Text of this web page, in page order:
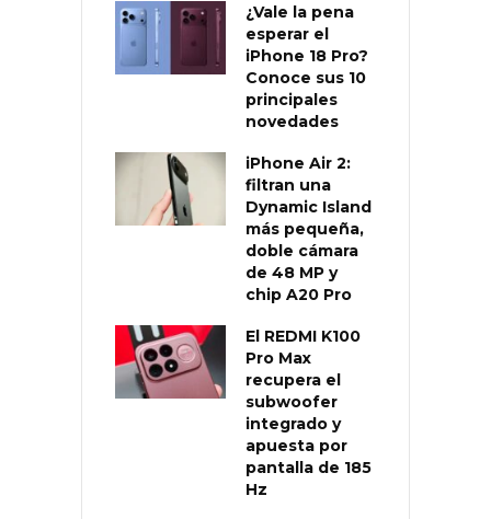
¿Vale la pena
esperar el
iPhone 18 Pro?
Conoce sus 10
principales
novedades
iPhone Air 2:
filtran una
Dynamic Island
más pequeña,
doble cámara
de 48 MP y
chip A20 Pro
El REDMI K100
Pro Max
recupera el
subwoofer
integrado y
apuesta por
pantalla de 185
Hz